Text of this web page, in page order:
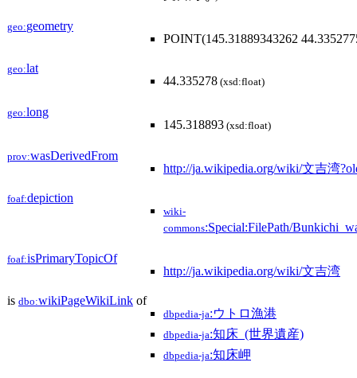
geo:geometry
POINT(145.31889343262
geo:lat
44.335278 (xsd:float)
geo:long
145.318893 (xsd:float)
prov:wasDerivedFrom
http://ja.wikipedia.org/wiki/文吉湾
foaf:depiction
wiki-
commons:Special:FilePath/
foaf:isPrimaryTopicOf
http://ja.wikipedia.org/wiki/文吉湾
is dbo:wikiPageWikiLink of
dbpedia-ja:ウトロ漁港
dbpedia-ja:知床_(世界遺産)
dbpedia-ja:知床岬